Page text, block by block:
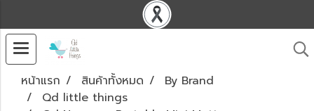
หน้าแรก สินค้าทั้งหมด
By Brand
Qd little things